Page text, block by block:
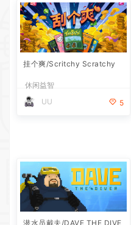
挂个爽/Scritchy Scratchy
休闲益智
UU
5
潜水员戴夫/DAVE THE DIVE
R（更新v1.0.6.2039—更新D
LC）
休闲益智